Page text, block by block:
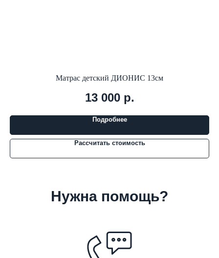
Матрас детский ДИОНИС 13см
13 000 р.
Подробнее
Рассчитать стоимость
Нужна помощь?